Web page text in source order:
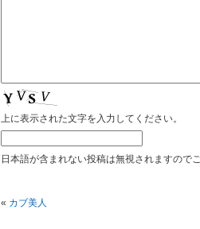
上に表示された文字を入力してください。
日本語が含まれない投稿は無視されますので
« カブ美人